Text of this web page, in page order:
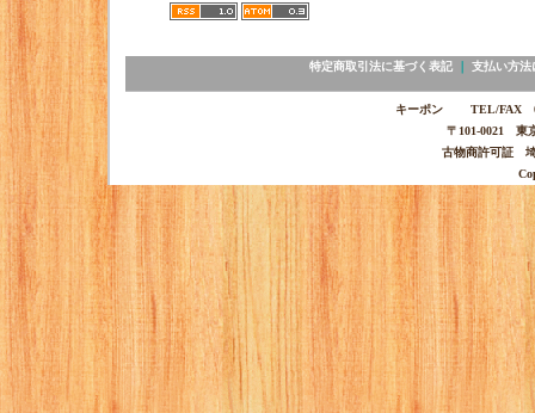
特定商取引法に基づく表記｜ 支払い方法
キーポン TEL/FAX
〒101-0021 東
古物商許可証